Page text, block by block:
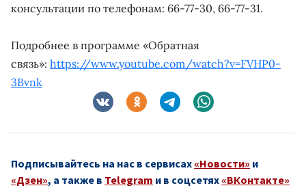
консультации по телефонам: 66-77-30, 66-77-31.
Подробнее в программе «Обратная
связь»: https://www.youtube.com/watch?v=FVHP0-
3Bvnk
Подписывайтесь на нас в сервисах «Новости» и
«Дзен», а также в Telegram и в соцсетях «ВКонтакте»